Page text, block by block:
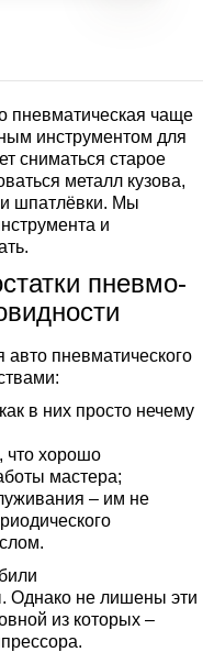
пневматическая чаще
инструментом для
сниматься старое
металл кузова,
и шпатлёвки. Мы
и
пневмо-
пневматического
в них просто нечему
что хорошо
мастера;
– им не
Однако не лишены эти
из которых –